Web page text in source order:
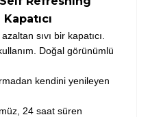
sıvı bir kapatıcı.
Doğal görünümlü
kendini yenileyen
24 saat süren